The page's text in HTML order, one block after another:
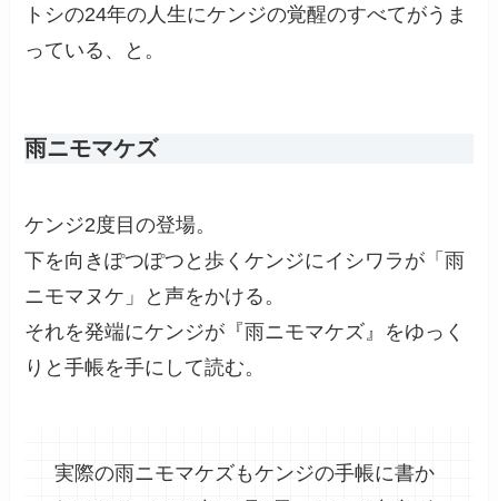
トシの24年の人生にケンジの覚醒のすべてがうま
っている、と。
雨ニモマケズ
ケンジ2度目の登場。
下を向きぽつぽつと歩くケンジにイシワラが「雨
ニモマヌケ」と声をかける。
それを発端にケンジが『雨ニモマケズ』をゆっく
りと手帳を手にして読む。
実際の雨ニモマケズもケンジの手帳に書か